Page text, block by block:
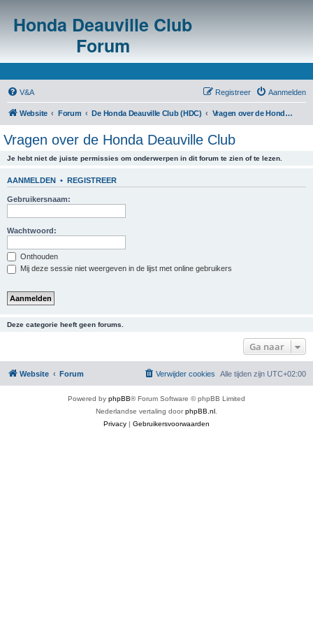
Honda Deauville Club
Forum
V&A Aanmelden
Registreer
Website Forum De Honda Deauville Club (HDC) Vragen over de Honda Deauville Club
Vragen over de Honda Deauville Club
Je hebt niet de juiste permissies om onderwerpen in dit forum te zien of te lezen.
AANMELDEN • REGISTREER
Gebruikersnaam:
Wachtwoord:
Onthouden
Mij deze sessie niet weergeven in de lijst met online gebruikers
Deze categorie heeft geen forums.
Ga naar
Website Forum Alle tijden zijn UTC+02:00
Verwijder cookies
Powered by phpBB® Forum Software © phpBB Limited
Nederlandse vertaling doorphpBB.nl
Privacy | Gebruikersvoorwaarden